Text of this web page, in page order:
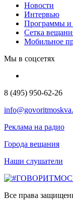
Новости
Интервью
Программы и
Сетка
Мобильное
Мы в соцсетях
8 (495) 950-62-26
Реклама на радио
Города вещания
Наши слушатели
Все права